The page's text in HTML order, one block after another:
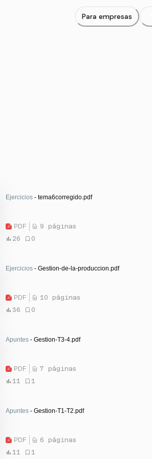
Ejercicios - tema6corregido.pdf
PDF
9 páginas
26
0
Ejercicios - Gestion-de-la-produccion.pdf
PDF
10 páginas
36
0
Apuntes - Gestion-T3-4.pdf
PDF
7 páginas
11
1
Apuntes - Gestion-T1-T2.pdf
PDF
6 páginas
11
1
Para empresas